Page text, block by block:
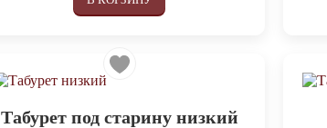
Табурет под старину низкий